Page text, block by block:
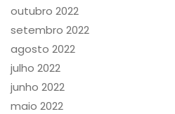
outubro 2022
setembro 2022
agosto 2022
julho 2022
junho 2022
maio 2022